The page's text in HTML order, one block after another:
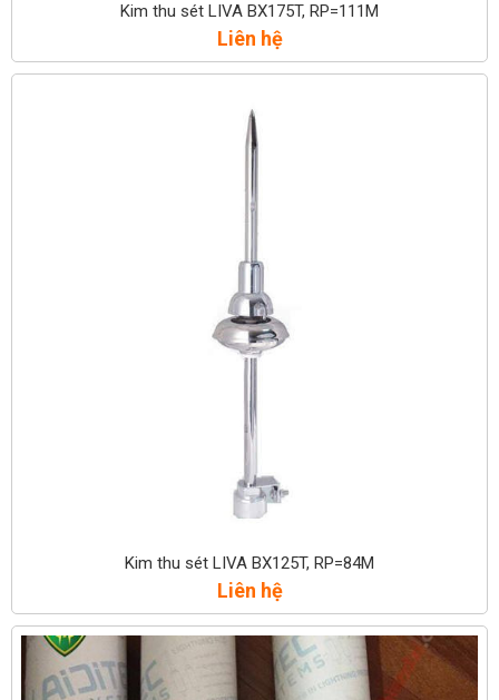
Kim thu sét LIVA BX175T, RP=111M
Liên hệ
Kim thu sét LIVA BX125T, RP=84M
Liên hệ